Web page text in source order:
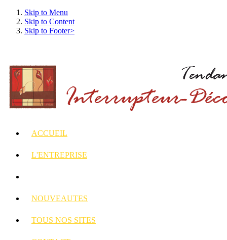
Skip to Menu
Skip to Content
Skip to Footer>
ACCUEIL
L'ENTREPRISE
NOUVEAUTES
TOUS NOS SITES